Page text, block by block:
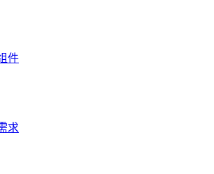
件
求